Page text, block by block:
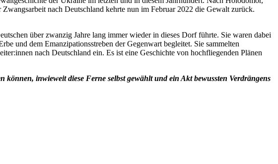
nach Deutschland kehrte nun im Februar 2022 die Gewalt zurück.
über zwanzig Jahre lang immer wieder in dieses Dorf führte. Sie waren dabei
und dem Emanzipationsstreben der Gegenwart begleitet. Sie sammelten
nach Deutschland ein. Es ist eine Geschichte von hochfliegenden Plänen
inwieweit diese Ferne selbst gewählt und ein Akt bewussten Verdrängens